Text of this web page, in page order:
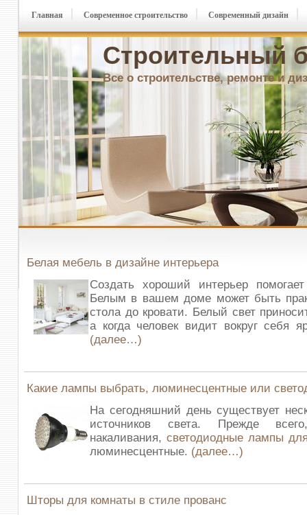
Строительный
Все о строительстве, ремонте и
Главная Современное строительство Современный дизайн
Белая мебель в дизайне интерьера
Создать хороший интерьер
Белым в вашем доме может быть
стола до кровати. Белый свет
а когда человек видит вокруг себя
(далее…)
Какие лампы выбрать, люминесцентные или
На сегодняшний день существует
источников света. Прежде
накаливания,светодиодные лампы
люминесцентные. (далее…)
Шторы для комнаты в стиле прованс